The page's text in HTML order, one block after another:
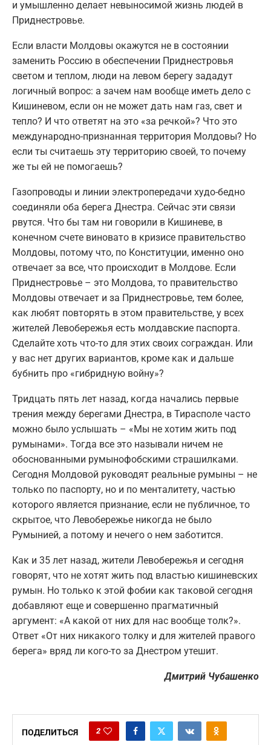
и умышленно делает невыносимой жизнь людей в
Приднестровье.
Если власти Молдовы окажутся не в состоянии
заменить Россию в обеспечении Приднестровья
светом и теплом, люди на левом берегу зададут
логичный вопрос: а зачем нам вообще иметь дело с
Кишиневом, если он не может дать нам газ, свет и
тепло? И что ответят на это «за речкой»? Что это
международно-признанная территория Молдовы? Но
если ты считаешь эту территорию своей, то почему
же ты ей не помогаешь?
Газопроводы и линии электропередачи худо-бедно
соединяли оба берега Днестра. Сейчас эти связи
рвутся. Что бы там ни говорили в Кишиневе, в
конечном счете виновато в кризисе правительство
Молдовы, потому что, по Конституции, именно оно
отвечает за все, что происходит в Молдове. Если
Приднестровье – это Молдова, то правительство
Молдовы отвечает и за Приднестровье, тем более,
как любят повторять в этом правительстве, у всех
жителей Левобережья есть молдавские паспорта.
Сделайте хоть что-то для этих своих сограждан. Или
у вас нет других вариантов, кроме как и дальше
бубнить про «гибридную войну»?
Тридцать пять лет назад, когда начались первые
трения между берегами Днестра, в Тирасполе часто
можно было услышать – «Мы не хотим жить под
румынами». Тогда все это называли ничем не
обоснованными румынофобскими страшилками.
Сегодня Молдовой руководят реальные румыны – не
только по паспорту, но и по менталитету, частью
которого является признание, если не публичное, то
скрытое, что Левобережье никогда не было
Румынией, а потому и нечего о нем заботится.
Как и 35 лет назад, жители Левобережья и сегодня
говорят, что не хотят жить под властью кишиневских
румын. Но только к этой фобии как таковой сегодня
добавляют еще и совершенно прагматичный
аргумент: «А какой от них для нас вообще толк?».
Ответ «От них никакого толку и для жителей правого
берега» вряд ли кого-то за Днестром утешит.
Дмитрий Чубашенко
ПОДЕЛИТЬСЯ 2